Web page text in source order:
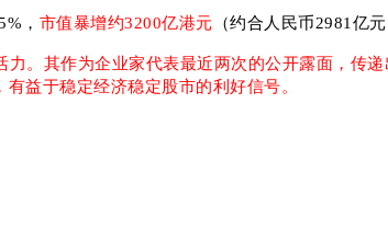
， 市值暴增约3200亿港元 （约合人民币2981亿元
力。其作为企业家代表最近两次的公开露面，传
益于稳定经济稳定股市的利好信号。